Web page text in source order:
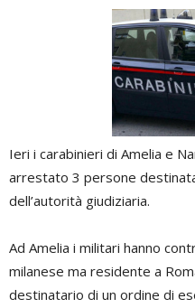
Ieri i carabinieri di Amelia e
arrestato 3 persone
dell’autorità giudiziaria.
Ad Amelia i militari hanno
milanese ma residente a
destinatario di un ordine di